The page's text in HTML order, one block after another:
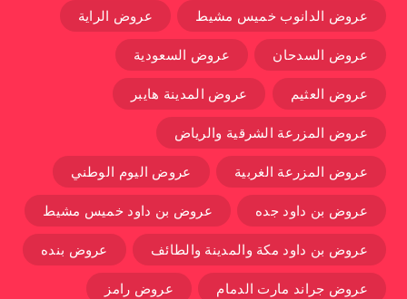
عروض الدانوب خميس مشيط عروض الراية
عروض السدحان عروض السعودية
عروض العثيم عروض المدينة هايبر
عروض المزرعة الشرقية والرياض
عروض المزرعة الغربية عروض اليوم الوطني
عروض بن داود جده عروض بن داود خميس مشيط
عروض بن داود مكة والمدينة والطائف عروض بنده
عروض جراند مارت الدمام عروض رامز